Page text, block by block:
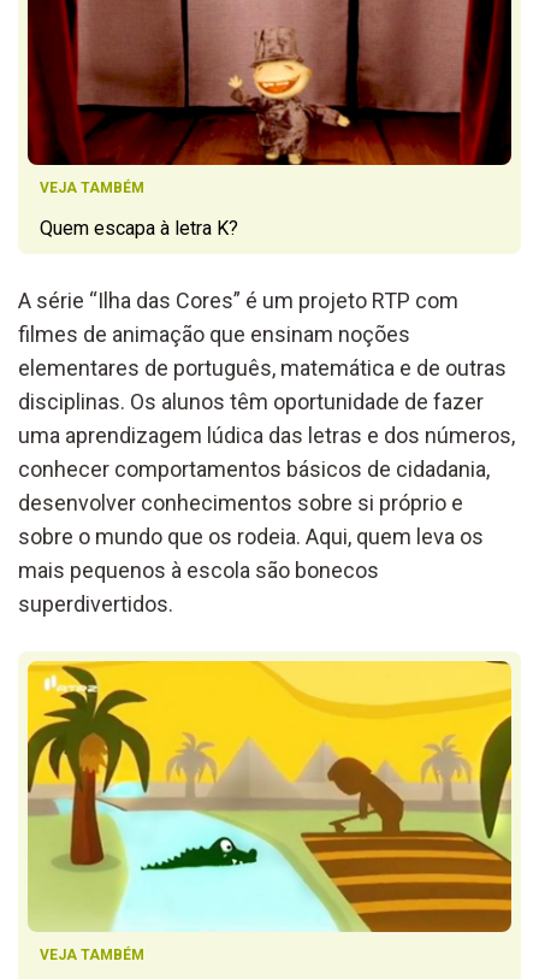
VEJA TAMBÉM
Quem escapa à letra K?
A série “Ilha das Cores” é um projeto RTP com
filmes de animação que ensinam noções
elementares de português, matemática e de outras
disciplinas. Os alunos têm oportunidade de fazer
uma aprendizagem lúdica das letras e dos números,
conhecer comportamentos básicos de cidadania,
desenvolver conhecimentos sobre si próprio e
sobre o mundo que os rodeia. Aqui, quem leva os
mais pequenos à escola são bonecos
superdivertidos.
VEJA TAMBÉM